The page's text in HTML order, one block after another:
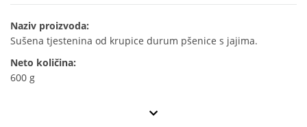
Naziv proizvoda:
Sušena tjestenina od krupice durum pšenice s jajima.
Neto količina:
600 g